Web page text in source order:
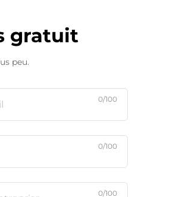
gratuit
peu.
0/100
0/100
0/100